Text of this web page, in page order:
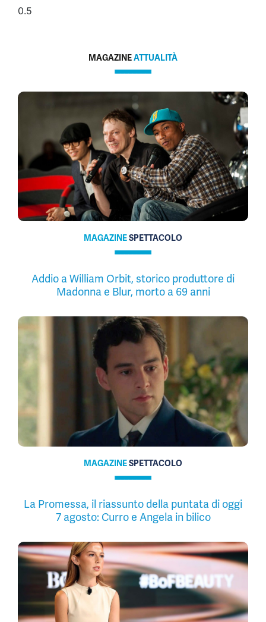
MAGAZINEATTUALITÀ
MAGAZINESPETTACOLO
Addio a William Orbit, storico produttore di
Madonna e Blur, morto a 69 anni
MAGAZINESPETTACOLO
La Promessa, il riassunto della puntata di oggi
7 agosto: Curro e Angela in bilico